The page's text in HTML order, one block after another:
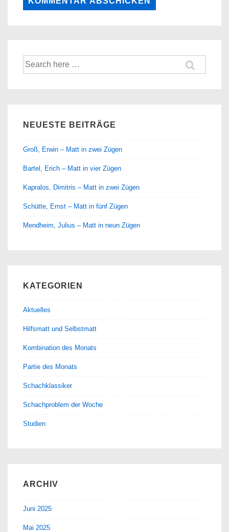
Suche
nach:
NEUESTE BEITRÄGE
Groß, Erwin – Matt in zwei Zügen
Bartel, Erich – Matt in vier Zügen
Kapralos, Dimitris – Matt in zwei Zügen
Schütte, Ernst – Matt in fünf Zügen
Mendheim, Julius – Matt in neun Zügen
KATEGORIEN
Aktuelles
Hilfsmatt und Selbstmatt
Kombination des Monats
Partie des Monats
Schachklassiker
Schachproblem der Woche
Studien
ARCHIV
Juni 2025
Mai 2025